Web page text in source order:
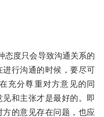
度只会导致沟通关系的
行沟通的时候，要尽可
充分尊重对方意见的同
和主张才是最好的。即
的意见存在问题，也应